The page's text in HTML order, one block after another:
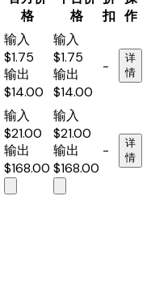
格
格
扣 作
输入
$1.75
输出
$14.00
输入
$1.75
输出
$14.00
-
详
情
输入
$21.00
输出
$168.00
输入
$21.00
输出
$168.00
-
详
情